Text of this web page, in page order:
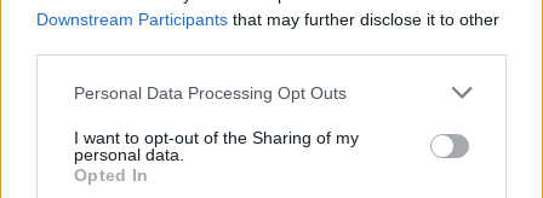
Downstream Participants that may further disclose it to other
Personal Data Processing Opt Outs
I want to opt-out of the Sharing of my
personal data.
Opted In
1.948 euro
2025-01-28
Progetti Integrati di Filiera 2023-2025
Regione Piemonte - Direzione Coordinamento
Politiche e Fondi Europei
20.000 euro